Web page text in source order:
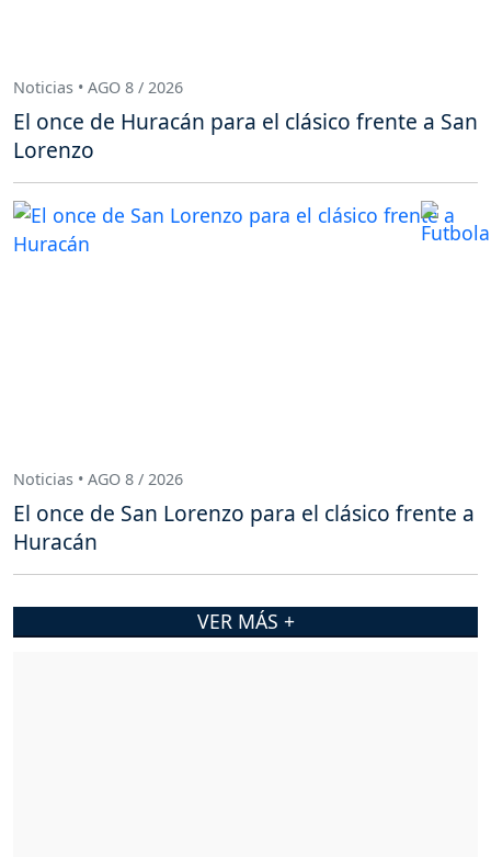
Noticias • AGO 8 / 2026
El once de Huracán para el clásico frente a San
Lorenzo
Noticias • AGO 8 / 2026
El once de San Lorenzo para el clásico frente a
Huracán
VER MÁS +